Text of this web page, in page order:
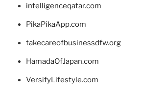
intelligenceqatar.com
PikaPikaApp.com
takecareofbusinessdfw.org
HamadaOfJapan.com
VersifyLifestyle.com